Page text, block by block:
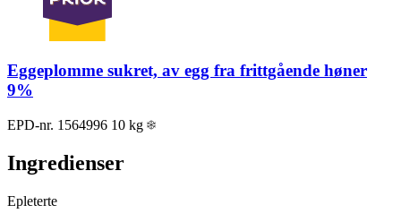
Eggeplomme sukret, av egg fra frittgående høner
9%
EPD-nr. 1564996 10 kg
Ingredienser
Epleterte